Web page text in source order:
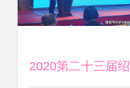
2020第二十三届绍